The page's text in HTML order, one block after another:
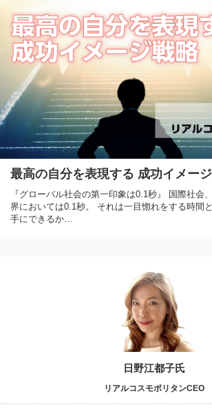
最高の自分を表現する 成功イメー
『グローバル社会の第一印象は0.1秒』 国際社会
界においては0.1秒。 それは一目惚れをする時間
手にできるか…
日野江都子氏
リアルコスモポリタンCEO